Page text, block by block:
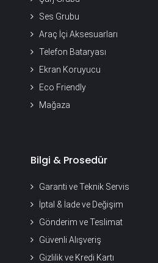
Ses Grubu
Araç İçi Aksesuarları
Telefon Bataryası
Ekran Koruyucu
Eco Friendly
Mağaza
Bilgi & Prosedür
Garanti ve Teknik Servis
İptal & İade ve Değişim
Gönderim ve Teslimat
Güvenli Alışveriş
Gizlilik ve Kredi Kartı